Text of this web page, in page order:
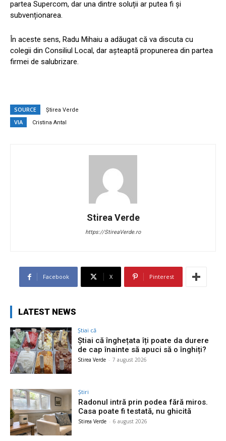
partea Supercom, dar una dintre soluții ar putea fi și
subvenționarea.
În aceste sens, Radu Mihaiu a adăugat că va discuta cu
colegii din Consiliul Local, dar așteaptă propunerea din partea
firmei de salubrizare.
SOURCE Știrea Verde
VIA Cristina Antal
Stirea Verde
https://StireaVerde.ro
Facebook X Pinterest
LATEST NEWS
Știai că
Știai că înghețata îți poate da durere
de cap înainte să apuci să o înghiți?
Stirea Verde - 7 august 2026
Știri
Radonul intră prin podea fără miros.
Casa poate fi testată, nu ghicită
Stirea Verde - 6 august 2026